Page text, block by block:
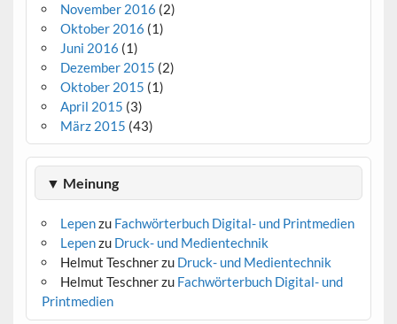
November 2016 (2)
Oktober 2016 (1)
Juni 2016 (1)
Dezember 2015 (2)
Oktober 2015 (1)
April 2015 (3)
März 2015 (43)
▼ Meinung
Lepenzu Fachwörterbuch Digital- und Printmedien
Lepenzu Druck- und Medientechnik
Helmut Teschnerzu Druck- und Medientechnik
Helmut Teschnerzu Fachwörterbuch Digital- und
Printmedien